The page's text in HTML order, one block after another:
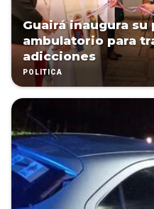
Guairá inaugura
ambulatorio para
adicciones
POLÍTICA